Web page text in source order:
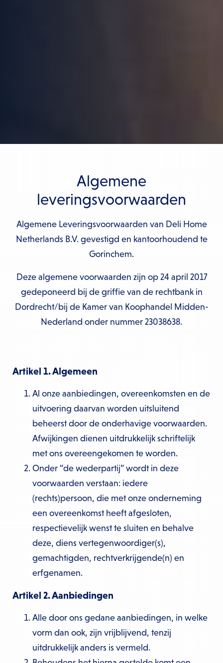
Algemene
leveringsvoorwaarden
Algemene Leveringsvoorwaarden van Deli Home
Netherlands B.V. gevestigd en kantoor­houdend te
Gorinchem.
Deze algemene voorwaarden zijn op 24 april 2017
gedeponeerd bij de griffie van de rechtbank in
Dordrecht/bij de Kamer van Koophandel Midden-
Nederland onder nummer 23038638.
Artikel 1. Algemeen
Al onze aanbiedingen, overeenkomsten en de
uitvoering daarvan worden uitsluitend
beheerst door de onderhavige voorwaarden.
Afwijkingen dienen uitdrukkelijk schriftelijk
met ons overeengekomen te worden.
Onder “de wederpartij” wordt in deze
voorwaarden verstaan: iedere
(rechts)persoon, die met onze onderneming
een overeenkomst heeft afgesloten,
respectievelijk wenst te sluiten en behalve
deze, diens vertegenwoordiger(s),
gemachtigden, rechtverkrijgende(n) en
erfgenamen.
Artikel 2. Aanbiedingen
Alle door ons gedane aanbiedingen, in welke
vorm dan ook, zijn vrijblijvend, tenzij
uitdrukkelijk anders is vermeld.